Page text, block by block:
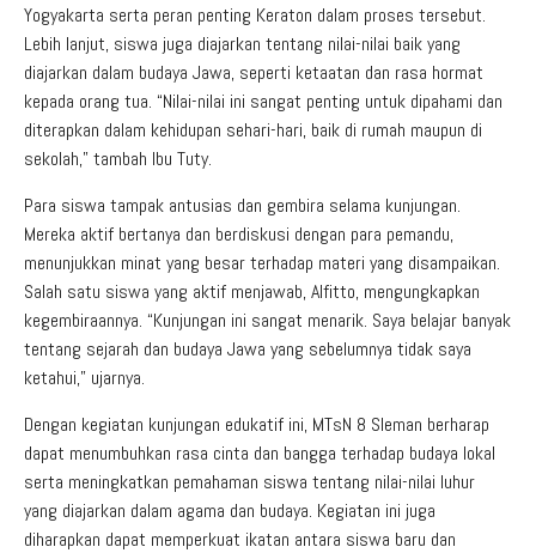
Yogyakarta serta peran penting Keraton dalam proses tersebut.
Lebih lanjut, siswa juga diajarkan tentang nilai-nilai baik yang
diajarkan dalam budaya Jawa, seperti ketaatan dan rasa hormat
kepada orang tua. “Nilai-nilai ini sangat penting untuk dipahami dan
diterapkan dalam kehidupan sehari-hari, baik di rumah maupun di
sekolah,” tambah Ibu Tuty.
Para siswa tampak antusias dan gembira selama kunjungan.
Mereka aktif bertanya dan berdiskusi dengan para pemandu,
menunjukkan minat yang besar terhadap materi yang disampaikan.
Salah satu siswa yang aktif menjawab, Alfitto, mengungkapkan
kegembiraannya. “Kunjungan ini sangat menarik. Saya belajar banyak
tentang sejarah dan budaya Jawa yang sebelumnya tidak saya
ketahui,” ujarnya.
Dengan kegiatan kunjungan edukatif ini, MTsN 8 Sleman berharap
dapat menumbuhkan rasa cinta dan bangga terhadap budaya lokal
serta meningkatkan pemahaman siswa tentang nilai-nilai luhur
yang diajarkan dalam agama dan budaya. Kegiatan ini juga
diharapkan dapat memperkuat ikatan antara siswa baru dan